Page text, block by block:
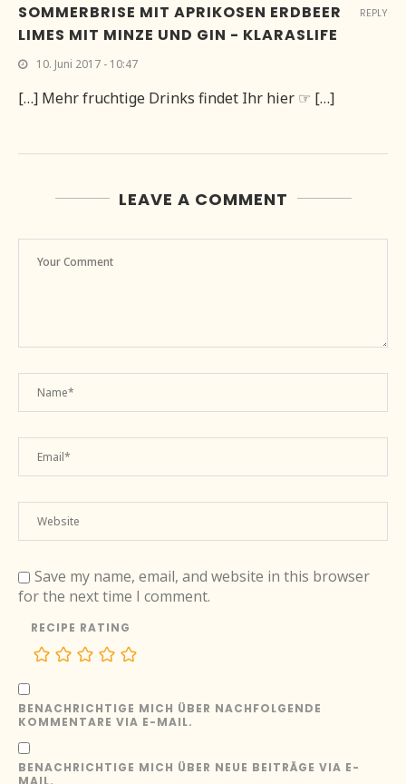
SOMMERBRISE MIT APRIKOSEN ERDBEER
LIMES MIT MINZE UND GIN - KLARASLIFE
10. Juni 2017 - 10:47
[…] Mehr fruchtige Drinks findet Ihr hier ☞ […]
REPLY
LEAVE A COMMENT
Save my name, email, and website in this browser
for the next time I comment.
RECIPE RATING
BENACHRICHTIGE MICH ÜBER NACHFOLGENDE
KOMMENTARE VIA E-MAIL.
BENACHRICHTIGE MICH ÜBER NEUE BEITRÄGE VIA E-
MAIL.